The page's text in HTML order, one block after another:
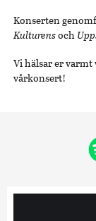
Konserten
Kulturensoch
Vi hälsar er
vårkonsert!